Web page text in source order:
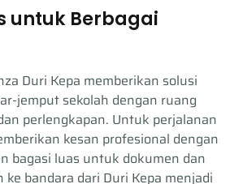
untuk Berbagai
Duri Kepa memberikan solusi
jemput sekolah dengan ruang
perlengkapan. Untuk perjalanan
kesan profesional dengan
bagasi luas untuk dokumen dan
ke bandara dari Duri Kepa menjadi